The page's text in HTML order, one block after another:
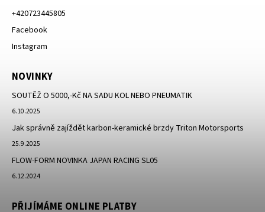
+420723445805
Facebook
Instagram
NOVINKY
SOUTĚŽ O 5000,-Kč NA SADU KOL NEBO PNEUMATIK
6.10.2025
Jak správně zajíždět karbon-keramické brzdy Triton Motorsports
25.9.2025
FLOW-FORM NOVINKA JAPAN RACING SL05
6.12.2024
PŘIJÍMÁME ONLINE PLATBY